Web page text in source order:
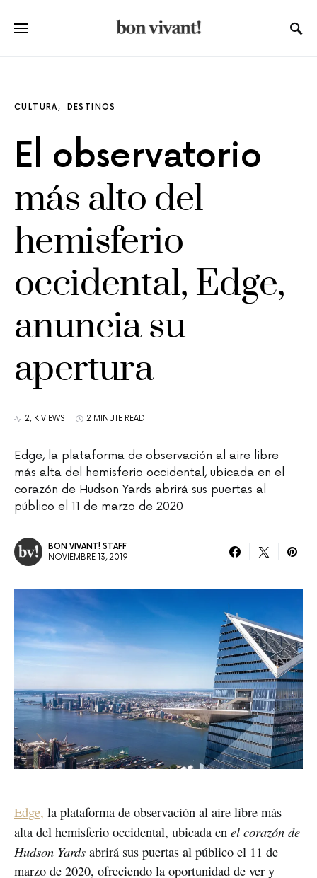
CULTURA DESTINOS
El observatorio
más alto del
hemisferio
occidental, Edge,
anuncia su
apertura
2,1K VIEWS 2 MINUTE READ
Edge, la plataforma de observación al aire libre
más alta del hemisferio occidental, ubicada en el
corazón de Hudson Yards abrirá sus puertas al
público el 11 de marzo de 2020
BON VIVANT! STAFF
NOVIEMBRE 13, 2019
Edge, la plataforma de observación al aire libre más
alta del hemisferio occidental, ubicada en el corazón de
Hudson Yards abrirá sus puertas al público el 11 de
marzo de 2020, ofreciendo la oportunidad de ver y